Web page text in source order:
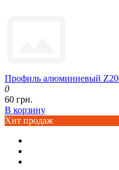
Профиль алюминиевый
0
60 грн.
В корзину
Хит продаж